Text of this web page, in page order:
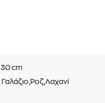
30 cm
Γαλάζιο,Ροζ,Λαχανί